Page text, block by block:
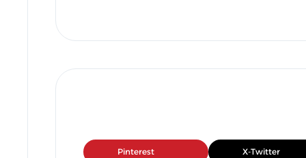
X-Twitter
Pinterest